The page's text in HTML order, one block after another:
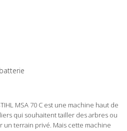
MSA 70 C est une machine haut de
qui souhaitent tailler des arbres ou
un terrain privé. Mais cette machine